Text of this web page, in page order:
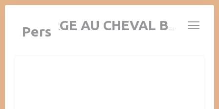
Cookies beheer paneel
AUBERGE AU CHEVAL BLANC
Pers